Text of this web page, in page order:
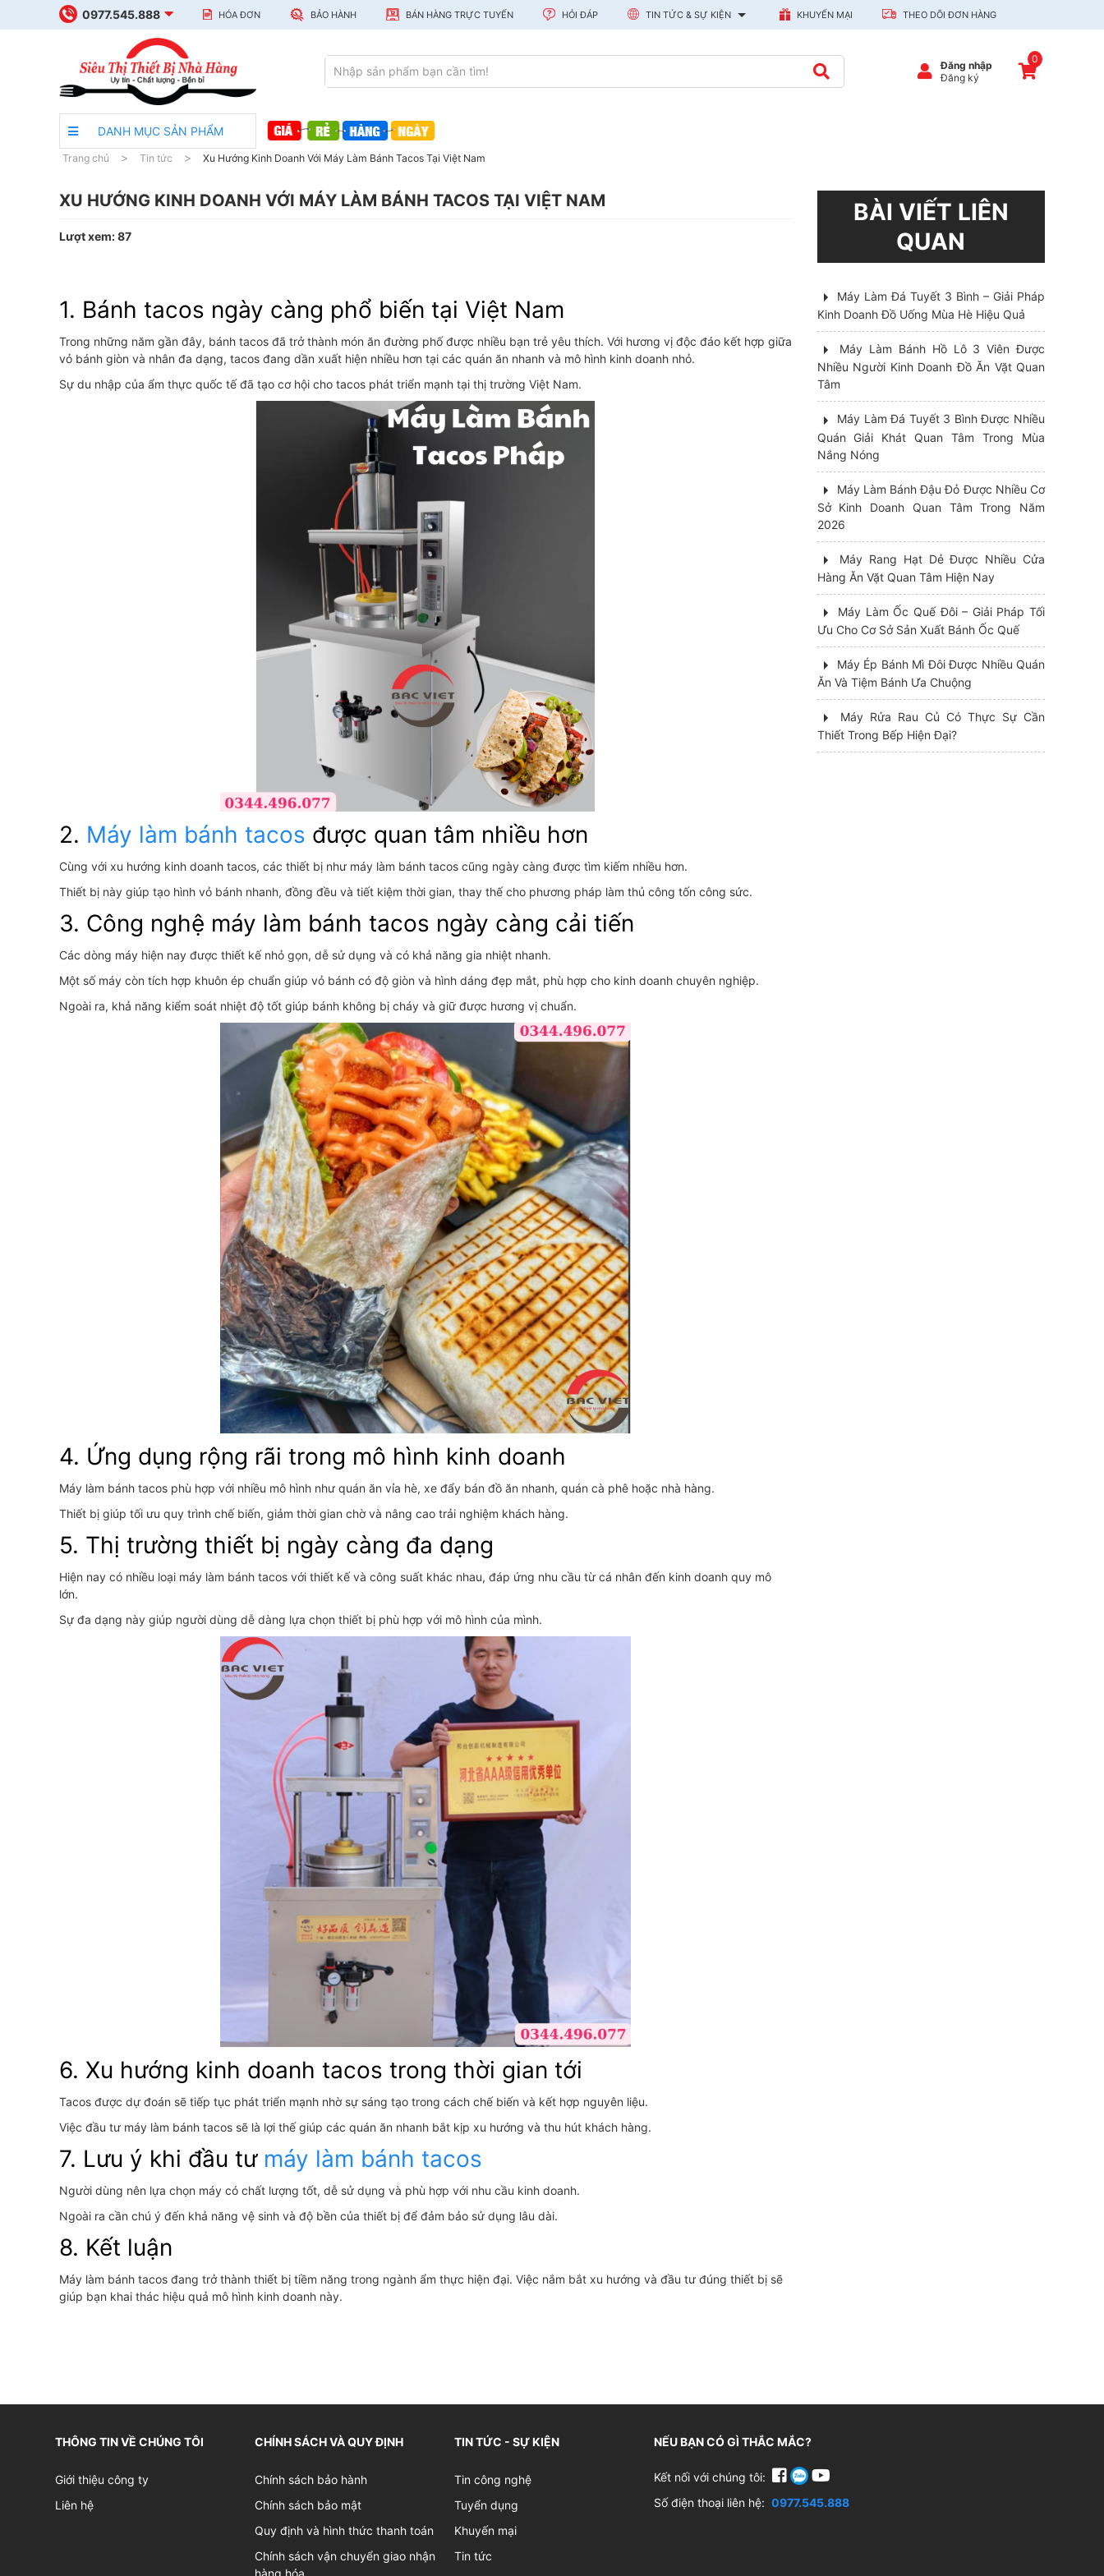
0977.545.888 HÓA ĐƠN BẢO HÀNH BÁN HÀNG TRỰC TUYẾN HỎI ĐÁP TIN TỨC & SỰ KIỆN KHUYẾN MẠI THEO DÕI ĐƠN HÀNG
0
Đăng nhập
Đăng ký
DANH MỤC SẢN PHẨM
Trang chủ Tin tức Xu Hướng Kinh Doanh Với Máy Làm Bánh Tacos Tại Việt Nam
XU HƯỚNG KINH DOANH VỚI MÁY LÀM BÁNH TACOS TẠI VIỆT NAM
Lượt xem: 87
1. Bánh tacos ngày càng phổ biến tại Việt Nam
Trong những năm gần đây, bánh tacos đã trở thành món ăn đường phố được nhiều bạn trẻ yêu thích. Với hương vị độc đáo kết hợp giữa
vỏ bánh giòn và nhân đa dạng, tacos đang dần xuất hiện nhiều hơn tại các quán ăn nhanh và mô hình kinh doanh nhỏ.
Sự du nhập của ẩm thực quốc tế đã tạo cơ hội cho tacos phát triển mạnh tại thị trường Việt Nam.
2. Máy làm bánh tacos được quan tâm nhiều hơn
Cùng với xu hướng kinh doanh tacos, các thiết bị như máy làm bánh tacos cũng ngày càng được tìm kiếm nhiều hơn.
Thiết bị này giúp tạo hình vỏ bánh nhanh, đồng đều và tiết kiệm thời gian, thay thế cho phương pháp làm thủ công tốn công sức.
3. Công nghệ máy làm bánh tacos ngày càng cải tiến
Các dòng máy hiện nay được thiết kế nhỏ gọn, dễ sử dụng và có khả năng gia nhiệt nhanh.
Một số máy còn tích hợp khuôn ép chuẩn giúp vỏ bánh có độ giòn và hình dáng đẹp mắt, phù hợp cho kinh doanh chuyên nghiệp.
Ngoài ra, khả năng kiểm soát nhiệt độ tốt giúp bánh không bị cháy và giữ được hương vị chuẩn.
4. Ứng dụng rộng rãi trong mô hình kinh doanh
Máy làm bánh tacos phù hợp với nhiều mô hình như quán ăn vỉa hè, xe đẩy bán đồ ăn nhanh, quán cà phê hoặc nhà hàng.
Thiết bị giúp tối ưu quy trình chế biến, giảm thời gian chờ và nâng cao trải nghiệm khách hàng.
5. Thị trường thiết bị ngày càng đa dạng
Hiện nay có nhiều loại máy làm bánh tacos với thiết kế và công suất khác nhau, đáp ứng nhu cầu từ cá nhân đến kinh doanh quy mô
lớn.
Sự đa dạng này giúp người dùng dễ dàng lựa chọn thiết bị phù hợp với mô hình của mình.
6. Xu hướng kinh doanh tacos trong thời gian tới
Tacos được dự đoán sẽ tiếp tục phát triển mạnh nhờ sự sáng tạo trong cách chế biến và kết hợp nguyên liệu.
Việc đầu tư máy làm bánh tacos sẽ là lợi thế giúp các quán ăn nhanh bắt kịp xu hướng và thu hút khách hàng.
7. Lưu ý khi đầu tư máy làm bánh tacos
Người dùng nên lựa chọn máy có chất lượng tốt, dễ sử dụng và phù hợp với nhu cầu kinh doanh.
Ngoài ra cần chú ý đến khả năng vệ sinh và độ bền của thiết bị để đảm bảo sử dụng lâu dài.
8. Kết luận
Máy làm bánh tacos đang trở thành thiết bị tiềm năng trong ngành ẩm thực hiện đại. Việc nắm bắt xu hướng và đầu tư đúng thiết bị sẽ
giúp bạn khai thác hiệu quả mô hình kinh doanh này.
BÀI VIẾT LIÊN
QUAN
Máy Làm Đá Tuyết 3 Bình – Giải Pháp
Kinh Doanh Đồ Uống Mùa Hè Hiệu Quả
Máy Làm Bánh Hồ Lô 3 Viên Được
Nhiều Người Kinh Doanh Đồ Ăn Vặt Quan
Tâm
Máy Làm Đá Tuyết 3 Bình Được Nhiều
Quán Giải Khát Quan Tâm Trong Mùa
Nắng Nóng
Máy Làm Bánh Đậu Đỏ Được Nhiều Cơ
Sở Kinh Doanh Quan Tâm Trong Năm
2026
Máy Rang Hạt Dẻ Được Nhiều Cửa
Hàng Ăn Vặt Quan Tâm Hiện Nay
Máy Làm Ốc Quế Đôi – Giải Pháp Tối
Ưu Cho Cơ Sở Sản Xuất Bánh Ốc Quế
Máy Ép Bánh Mì Đôi Được Nhiều Quán
Ăn Và Tiệm Bánh Ưa Chuộng
Máy Rửa Rau Củ Có Thực Sự Cần
Thiết Trong Bếp Hiện Đại?
THÔNG TIN VỀ CHÚNG TÔI
Giới thiệu công ty
Liên hệ
CHÍNH SÁCH VÀ QUY ĐỊNH
Chính sách bảo hành
Chính sách bảo mật
Quy định và hình thức thanh toán
Chính sách vận chuyển giao nhận
hàng hóa
TIN TỨC - SỰ KIỆN
Tin công nghệ
Tuyển dụng
Khuyến mại
Tin tức
NẾU BẠN CÓ GÌ THẮC MẮC?
Kết nối với chúng tôi:
Số điện thoại liên hệ: 0977.545.888